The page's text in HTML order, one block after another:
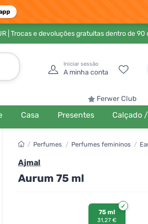
| Trocas e devoluções gratuitas dentro de 90
Iniciar sessão
A minha conta
Ferwer Club
Casa Presentes Calçado
/ Perfumes / Perfumes femininos /
Ajmal
Aurum 75 ml
75 ml
31,27 €